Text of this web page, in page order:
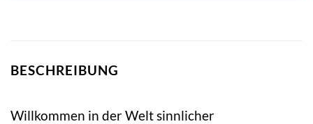
BESCHREIBUNG
Willkommen in der Welt sinnlicher